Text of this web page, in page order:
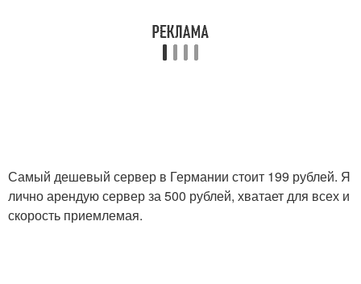
Самый дешевый сервер в Германии стоит 199 рублей. Я
лично арендую сервер за 500 рублей, хватает для всех и
скорость приемлемая.